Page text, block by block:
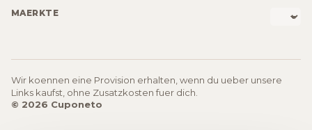
MAERKTE
Wir koennen eine Provision erhalten, wenn du ueber unsere
Links kaufst, ohne Zusatzkosten fuer dich.
© 2026 Cuponeto